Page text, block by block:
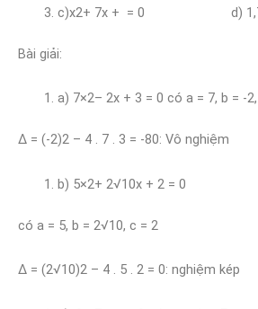
c)x2+ 7x + = 0 d) 1,7×2
Bài giải:
a) 7×2– 2x + 3 = 0 có a = 7, b = -
∆ = (-2)2 – 4 . 7 . 3 = -80: Vô nghiệm
b) 5×2+ 2√10x + 2 = 0
có a = 5, b = 2√10, c = 2
∆ = (2√10)2 – 4 . 5 . 2 = 0: nghiệm kép